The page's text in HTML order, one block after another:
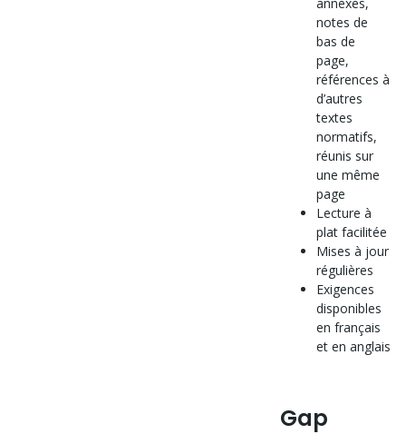
notes de
bas de
page,
références à
d’autres
textes
normatifs,
réunis sur
une même
page
Lecture à
plat facilitée
Mises à jour
régulières
Exigences
disponibles
en français
et en anglais
Gap